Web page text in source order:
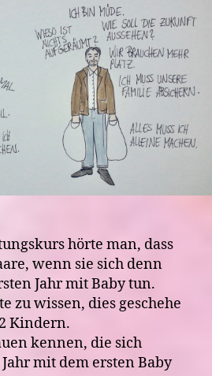
Babyjahr,
Durststrecken
und
Beziehungspflege
hörte man, dass
wenn sie sich denn
Jahr mit Baby tun.
zu wissen, dies geschehe
Kindern.
kennen, die sich
mit dem ersten Baby